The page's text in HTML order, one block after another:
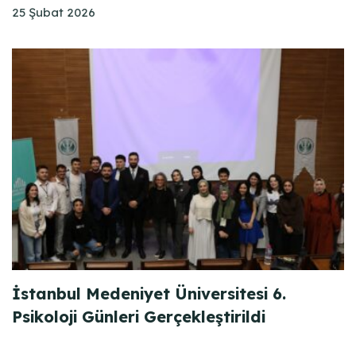
25 Şubat 2026
İstanbul Medeniyet Üniversitesi 6.
Psikoloji Günleri Gerçekleştirildi